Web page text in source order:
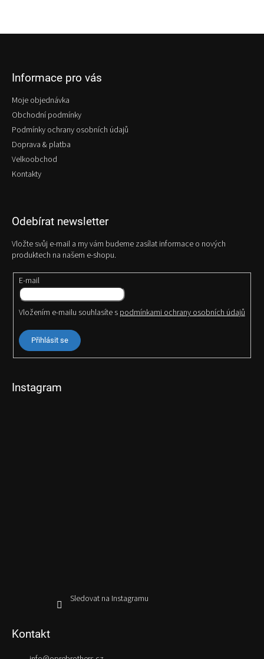
Informace pro vás
Moje objednávka
Obchodní podmínky
Podmínky ochrany osobních údajů
Doprava & platba
Velkoobchod
Kontakty
Odebírat newsletter
Vložte svůj e-mail a my vám budeme zasílat informace o nových
produktech na našem e-shopu.
E-mail
Vložením e-mailu souhlasíte spodmínkami ochrany osobních údajů
Přihlásit se
Instagram
Sledovat na Instagramu
Kontakt